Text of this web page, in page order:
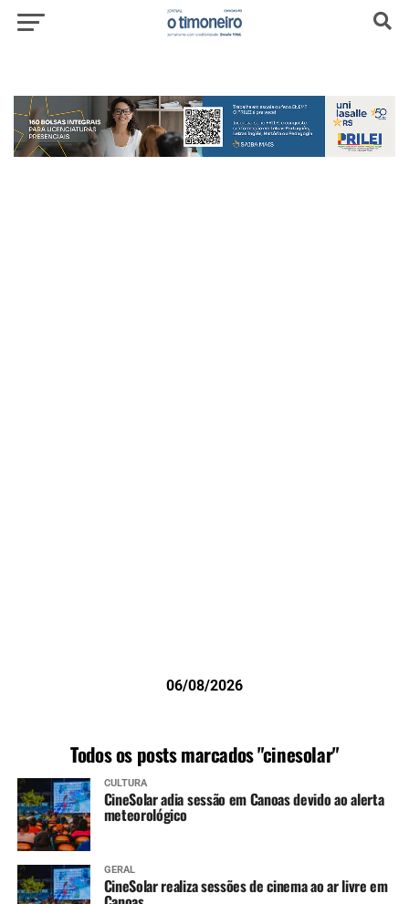
06/08/2026
Todos os posts marcados "cinesolar"
CULTURA
CineSolar adia sessão em Canoas devido ao alerta
meteorológico
GERAL
CineSolar realiza sessões de cinema ao ar livre em